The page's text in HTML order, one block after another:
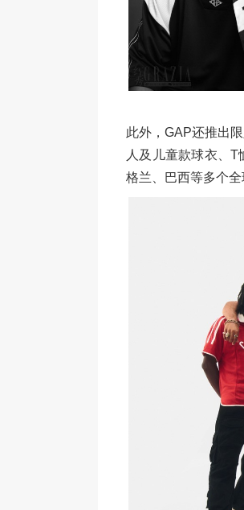
此外，GAP还推出
人及儿童款球衣、
格兰、巴西等多个全